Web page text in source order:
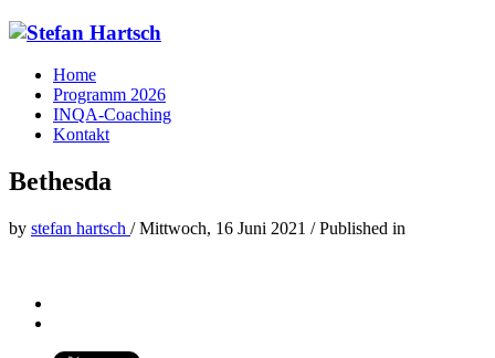
Home
Programm 2026
INQA-Coaching
Kontakt
Bethesda
by stefan hartsch /Mittwoch, 16 Juni 2021 /Published in